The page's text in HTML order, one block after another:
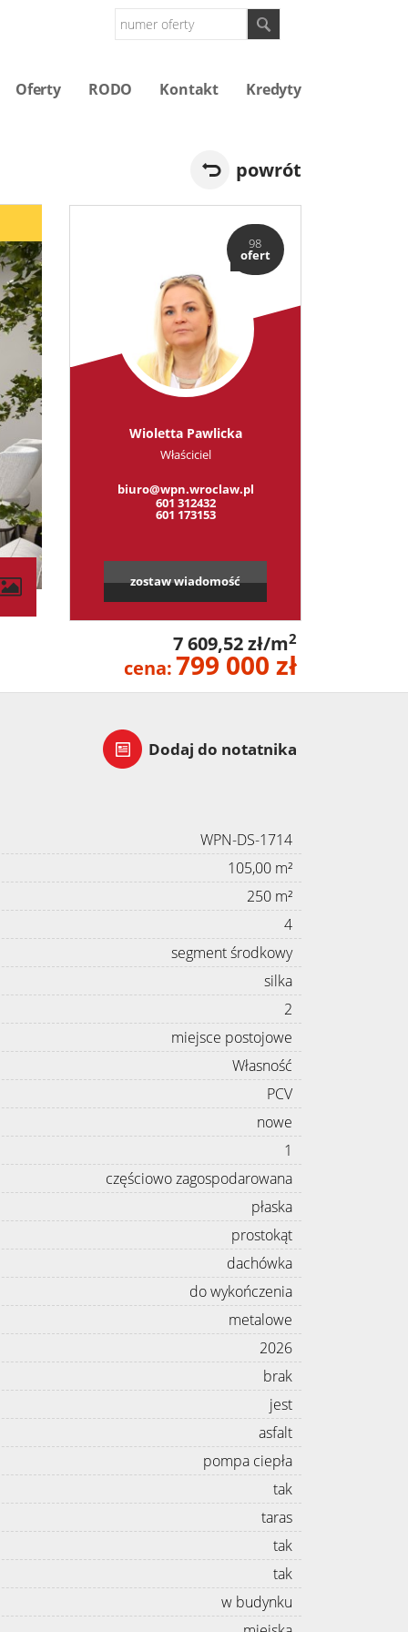
Oferty RODO Kontakt Kredyty
powrót
contributors
98
ofert
Wioletta Pawlicka
Właściciel
biuro@wpn.wroclaw.pl
601 312432
601 173153
zostaw wiadomość
7 609,52 zł/m2
cena:799 000 zł
Dodaj do notatnika
WPN-DS-1714
105,00 m²
250 m²
4
segment środkowy
silka
2
miejsce postojowe
Własność
PCV
nowe
1
częściowo zagospodarowana
płaska
prostokąt
dachówka
do wykończenia
metalowe
2026
brak
jest
asfalt
pompa ciepła
tak
taras
tak
tak
w budynku